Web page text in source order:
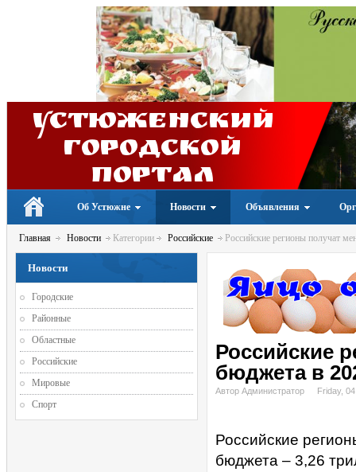
Устюженский
Городской
портал
Об Устюжне Новости Объявления
Главная Новости Категории Российские Российские регионы получат
Российские
бюджета в
Автор Администратор Friday,
Российские
бюджета – 3,26
Новости
Городские
Районные
Областные
Российские
Мировые
Спорт